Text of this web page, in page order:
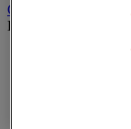
Gereedschap opbergen
Bekijk de hele
Verrijdbare